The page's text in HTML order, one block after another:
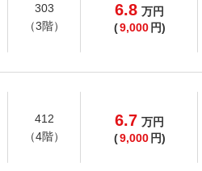
303
（3階）
6.8 万円
(9,000 円)
412
（4階）
6.7 万円
(9,000 円)